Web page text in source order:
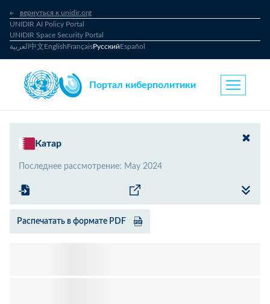
вернуться к unidir.org
UNIDIR AI Policy Portal
UNIDIR Space Security Portal
العربية 中文EnglishFrançaisРусскийEspañol
Портал киберполитики
Катар
Последнее рассмотрение: May 2024
Распечатать в формате PDF